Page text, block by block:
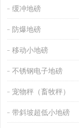
缓冲地磅
防爆地磅
移动小地磅
不锈钢电子地磅
宠物秤（畜牧秤）
带斜坡超低小地磅